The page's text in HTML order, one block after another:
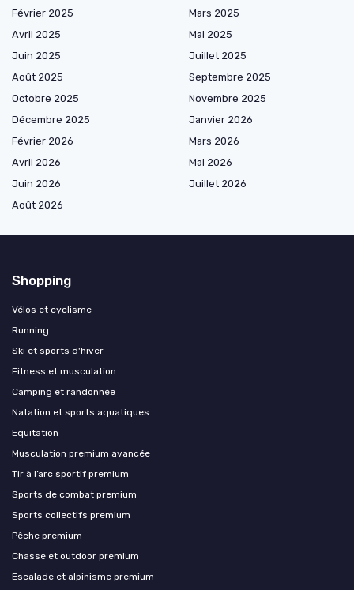
Février 2025
Mars 2025
Avril 2025
Mai 2025
Juin 2025
Juillet 2025
Août 2025
Septembre 2025
Octobre 2025
Novembre 2025
Décembre 2025
Janvier 2026
Février 2026
Mars 2026
Avril 2026
Mai 2026
Juin 2026
Juillet 2026
Août 2026
Shopping
Vélos et cyclisme
Running
Ski et sports d'hiver
Fitness et musculation
Camping et randonnée
Natation et sports aquatiques
Equitation
Musculation premium avancée
Tir à l’arc sportif premium
Sports de combat premium
Sports collectifs premium
Pêche premium
Chasse et outdoor premium
Escalade et alpinisme premium